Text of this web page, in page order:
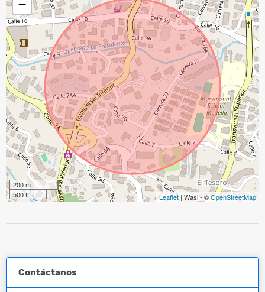
−
200 m
500 ft
Leaflet | Wasi - ©OpenStreetMap
Contáctanos